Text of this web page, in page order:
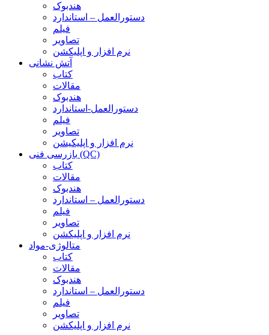
هندبوک
دستورالعمل – استاندارد
فیلم
تصاویر
نرم افزار و اپلیکشن
آتش نشانی
کتاب
مقالات
هندبوک
دستورالعمل-استاندارد
فیلم
تصاویر
نرم افزار و اپلیکیشن
بازرسی فنی (QC)
کتاب
مقالات
هندبوک
دستورالعمل – استاندارد
فیلم
تصاویر
نرم افزار و اپلیکشن
متالوژی-مواد
کتاب
مقالات
هندبوک
دستورالعمل – استاندارد
فیلم
تصاویر
نرم افزار و اپلیکشن